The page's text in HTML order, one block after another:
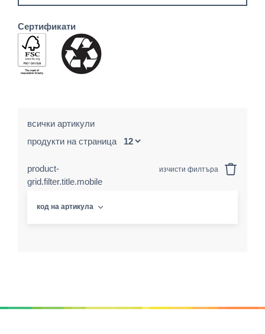
Сертификати
всички артикули
продукти на страница
product-
grid.filter.title.mobile
изчисти филтъра
код на артикула